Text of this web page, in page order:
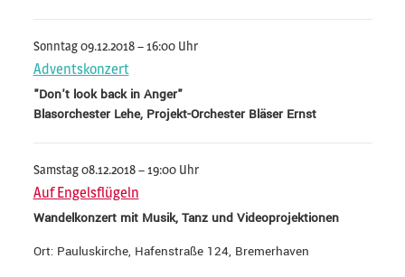
Sonntag 09.12.2018 – 16:00 Uhr
Adventskonzert
"Don't look back in Anger"
Blasorchester Lehe, Projekt-Orchester Bläser Ernst
Samstag 08.12.2018 – 19:00 Uhr
Auf Engelsflügeln
Wandelkonzert mit Musik, Tanz und Videoprojektionen
Ort: Pauluskirche, Hafenstraße 124, Bremerhaven